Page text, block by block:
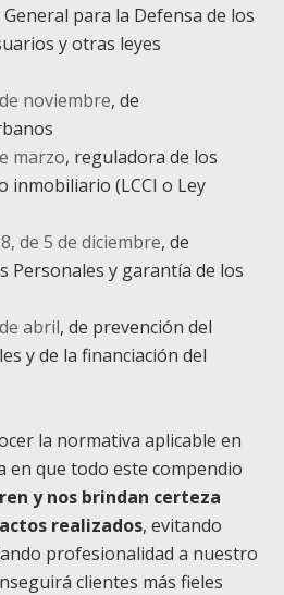
para la Defensa de los
y otras leyes
noviembre, de
marzo, reguladora de los
inmobiliario (LCCI o Ley
de 5 de diciembre, de
Personales y garantía de los
abril, de prevención del
y de la financiación del
la normativa aplicable en
en que todo este compendio
y nos brindan certeza
realizados, evitando
profesionalidad a nuestro
clientes más fieles